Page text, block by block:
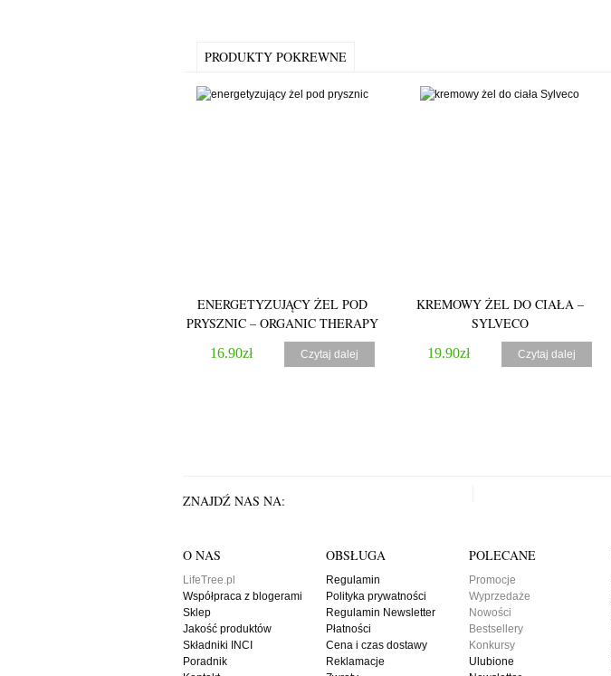
PRODUKTY POKREWNE
ENERGETYZUJĄCY ŻEL POD
PRYSZNIC – ORGANIC THERAPY
16.90zł Czytaj dalej
KREMOWY ŻEL DO CIAŁA –
SYLVECO
19.90zł Czytaj dalej
MYDŁO PROWANSALSKIE DO
CIAŁA I WŁOSÓW – PLANETA
NATURALNE MYDŁO LUFFA
RÓŻA JAPOŃSKA I LICZI –
ORIENTANA
ZNAJDŹ NAS NA:
O NAS
LifeTree.pl
Współpraca z blogerami
Sklep
Jakość produktów
Składniki INCI
Poradnik
OBSŁUGA
Regulamin
Polityka prywatności
Regulamin Newsletter
Płatności
Cena i czas dostawy
Reklamacje
POLECANE
Promocje
Wyprzedaże
Nowości
Bestsellery
Konkursy
Ulubione